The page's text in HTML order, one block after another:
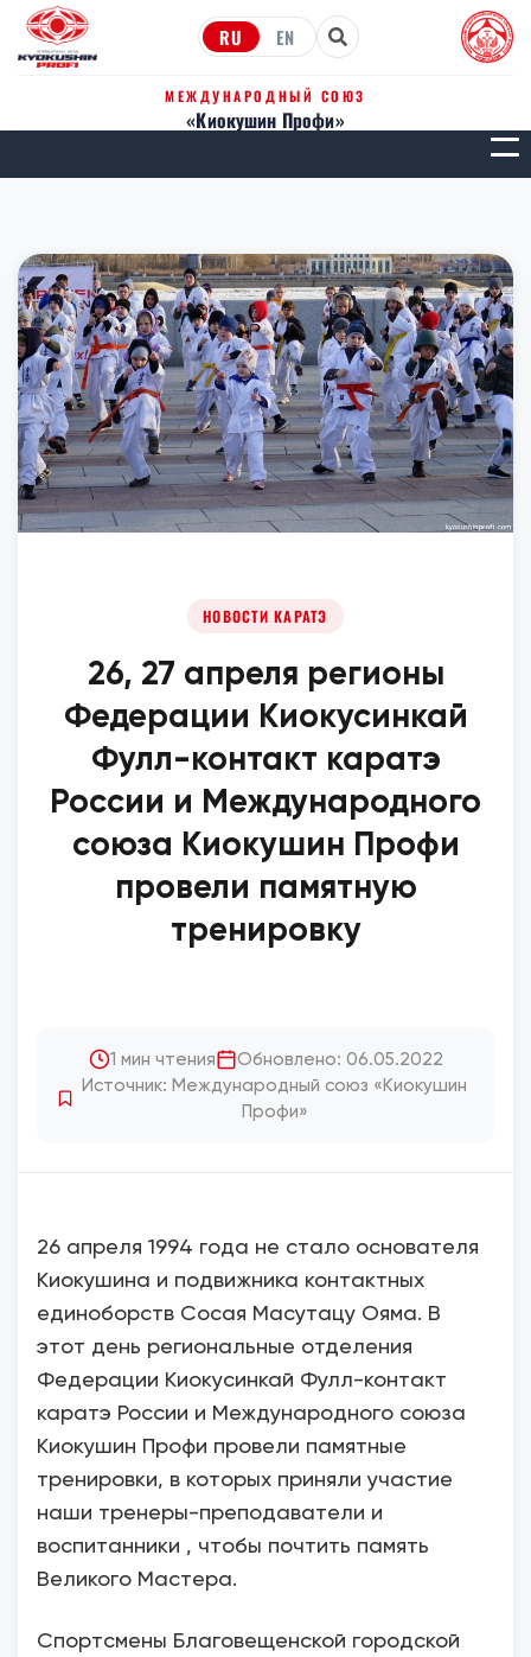
RU EN
МЕЖДУНАРОДНЫЙ СОЮЗ
«Киокушин Профи»
НОВОСТИ КАРАТЭ
26, 27 апреля регионы
Федерации Киокусинкай
Фулл-контакт каратэ
России и Международного
союза Киокушин Профи
провели памятную
тренировку
1 мин чтения
Обновлено: 06.05.2022
Источник: Международный союз «Киокушин
Профи»
26 апреля 1994 года не стало основателя
Киокушина и подвижника контактных
единоборств Сосая Масутацу Ояма. В
этот день региональные отделения
Федерации Киокусинкай Фулл-контакт
каратэ России и Международного союза
Киокушин Профи провели памятные
тренировки, в которых приняли участие
наши тренеры-преподаватели и
воспитанники , чтобы почтить память
Великого Мастера.
Спортсмены Благовещенской городской